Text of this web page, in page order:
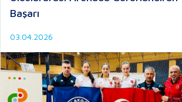
Başarı
03.04.2026